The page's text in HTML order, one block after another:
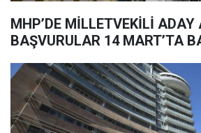
MHP’DE MİLLETVEKİLİ
BAŞVURULAR 14 MART’TA